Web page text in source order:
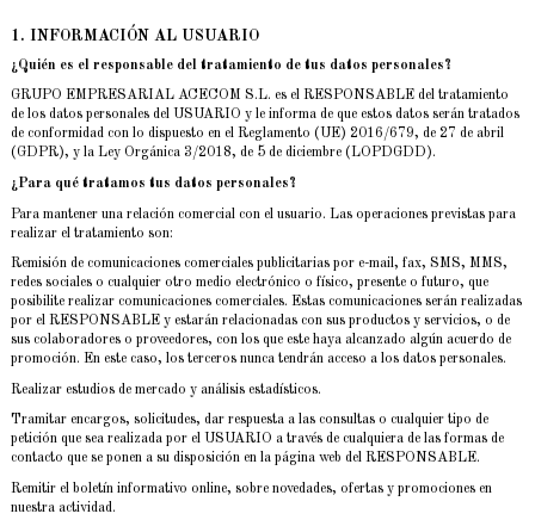
1. INFORMACIÓN AL USUARIO
¿Quién es el responsable del tratamiento de tus datos personales?
GRUPO EMPRESARIAL ACECOM S.L. es el RESPONSABLE del tratamiento
de los datos personales del USUARIO y le informa de que estos datos serán tratados
de conformidad con lo dispuesto en el Reglamento (UE) 2016/679, de 27 de abril
(GDPR), y la Ley Orgánica 3/2018, de 5 de diciembre (LOPDGDD).
¿Para qué tratamos tus datos personales?
Para mantener una relación comercial con el usuario. Las operaciones previstas para
realizar el tratamiento son:
Remisión de comunicaciones comerciales publicitarias por e-mail, fax, SMS, MMS,
redes sociales o cualquier otro medio electrónico o físico, presente o futuro, que
posibilite realizar comunicaciones comerciales. Estas comunicaciones serán realizadas
por el RESPONSABLE y estarán relacionadas con sus productos y servicios, o de
sus colaboradores o proveedores, con los que este haya alcanzado algún acuerdo de
promoción. En este caso, los terceros nunca tendrán acceso a los datos personales.
Realizar estudios de mercado y análisis estadísticos.
Tramitar encargos, solicitudes, dar respuesta a las consultas o cualquier tipo de
petición que sea realizada por el USUARIO a través de cualquiera de las formas de
contacto que se ponen a su disposición en la página web del RESPONSABLE.
Remitir el boletín informativo online, sobre novedades, ofertas y promociones en
nuestra actividad.